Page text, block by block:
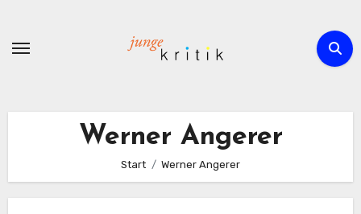
springen
Werner Angerer
Start Werner Angerer